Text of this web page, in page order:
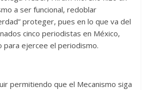
a ser funcional, redoblar
proteger, pues en lo que va del
cinco periodistas en México,
para ejercee el periodismo.
permitiendo que el Mecanismo siga